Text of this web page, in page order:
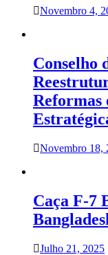
Novembro 4,
Conselho
Novembro 18,
Caça F-7
Julho 21, 2025